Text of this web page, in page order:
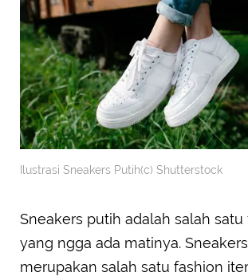
Ilustrasi Sneakers Putih(c) Shutterstock
Sneakers putih adalah salah
yang ngga ada matinya.
merupakan salah satu fashion